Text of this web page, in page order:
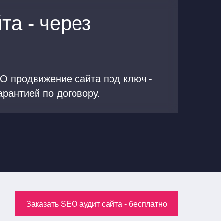
- через
продвижение сайта под ключ -
по договору.
Заказать SEO аудит сайта - бесплатно